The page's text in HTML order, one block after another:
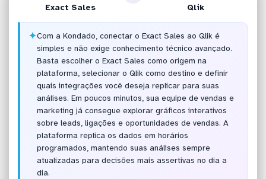
Exact Sales Qlik
✦Com a Kondado, conectar o Exact Sales ao Qlik é
simples e não exige conhecimento técnico avançado.
Basta escolher o Exact Sales como origem na
plataforma, selecionar o Qlik como destino e definir
quais integrações você deseja replicar para suas
análises. Em poucos minutos, sua equipe de vendas e
marketing já consegue explorar gráficos interativos
sobre leads, ligações e oportunidades de vendas. A
plataforma replica os dados em horários
programados, mantendo suas análises sempre
atualizadas para decisões mais assertivas no dia a
dia.